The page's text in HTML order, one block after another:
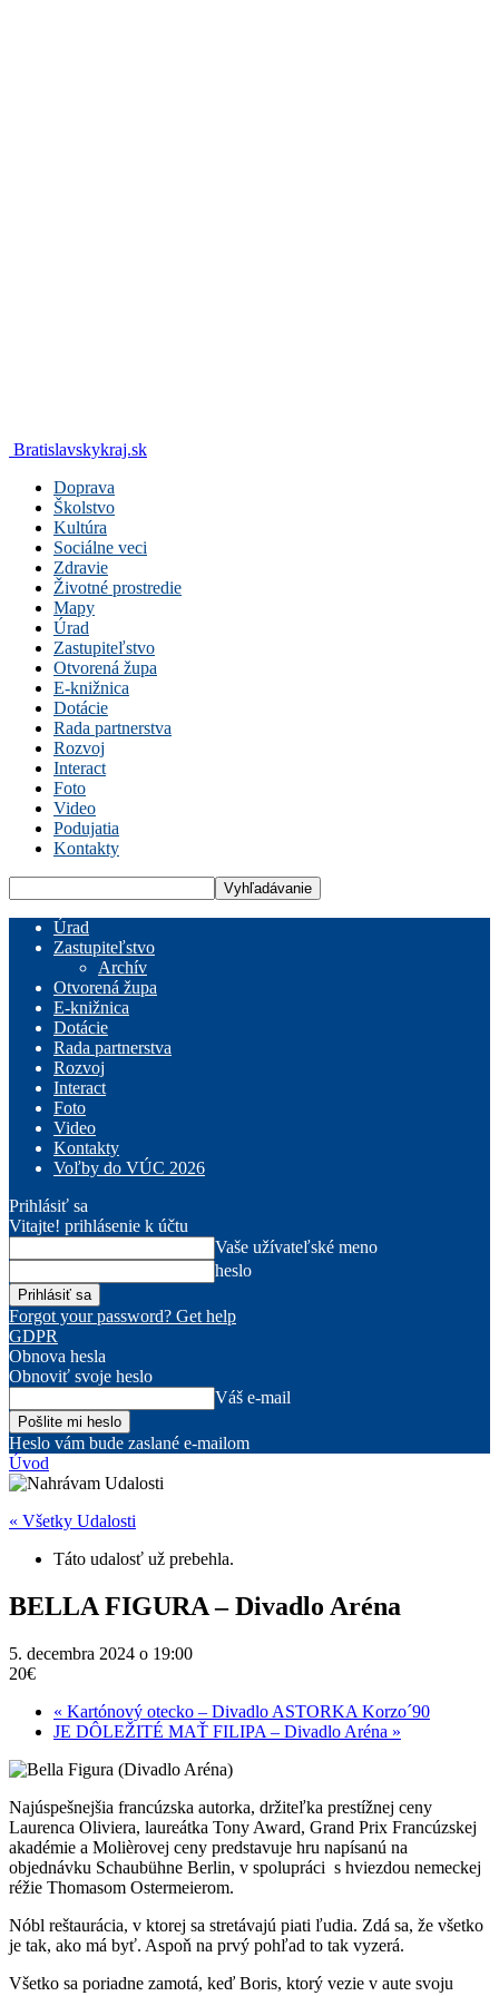
Bratislavskykraj.sk
Doprava
Školstvo
Kultúra
Sociálne veci
Zdravie
Životné prostredie
Mapy
Úrad
Zastupiteľstvo
Otvorená župa
E-knižnica
Dotácie
Rada partnerstva
Rozvoj
Interact
Foto
Video
Podujatia
Kontakty
Úrad
Zastupiteľstvo
Archív
Otvorená župa
E-knižnica
Dotácie
Rada partnerstva
Rozvoj
Interact
Foto
Video
Kontakty
Voľby do VÚC 2026
Prihlásiť sa
Vitajte! prihlásenie k účtu
Vaše užívateľské meno
heslo
Forgot your password? Get help
GDPR
Obnova hesla
Obnoviť svoje heslo
Váš e-mail
Heslo vám bude zaslané e-mailom
Úvod
« Všetky Udalosti
Táto udalosť už prebehla.
BELLA FIGURA – Divadlo Aréna
5. decembra 2024 o 19:00
20€
« Kartónový otecko – Divadlo ASTORKA Korzo´90
JE DÔLEŽITÉ MAŤ FILIPA – Divadlo Aréna »
Najúspešnejšia francúzska autorka, držiteľka prestížnej ceny
Laurenca Oliviera, laureátka Tony Award, Grand Prix Francúzskej
akadémie a Molièrovej ceny predstavuje hru napísanú na
objednávku Schaubühne Berlin, v spolupráci s hviezdou nemeckej
réžie Thomasom Ostermeierom.
Nóbl reštaurácia, v ktorej sa stretávajú piati ľudia. Zdá sa, že všetko
je tak, ako má byť. Aspoň na prvý pohľad to tak vyzerá.
Všetko sa poriadne zamotá, keď Boris, ktorý vezie v aute svoju